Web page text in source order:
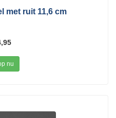
met ruit 11,6 cm
nu